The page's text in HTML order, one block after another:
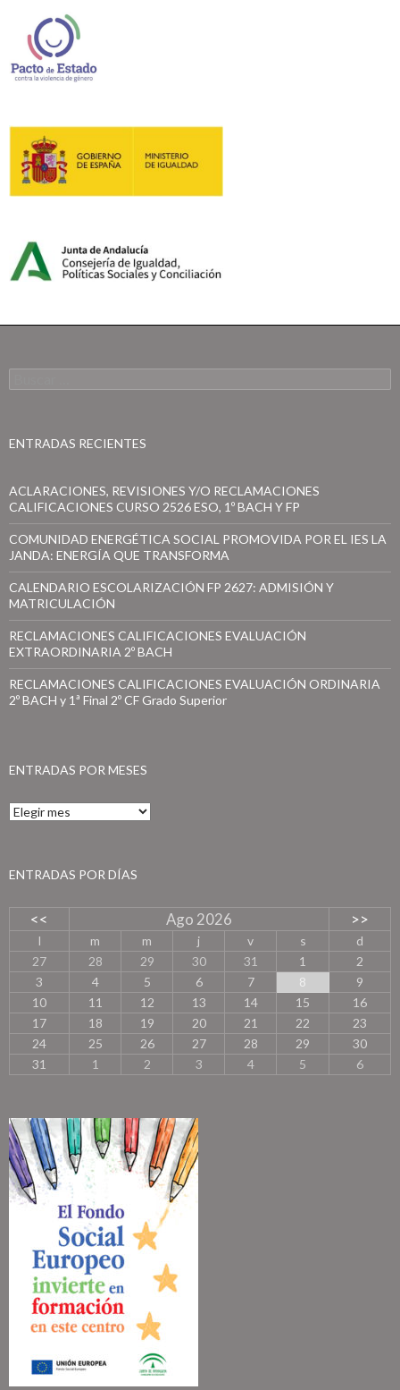
u
a
ENTRADAS RECIENTES
ACLARACIONES, REVISIONES Y/O RECLAMACIONES
CALIFICACIONES CURSO 2526 ESO, 1º BACH Y FP
COMUNIDAD ENERGÉTICA SOCIAL PROMOVIDA POR EL IES LA
JANDA: ENERGÍA QUE TRANSFORMA
CALENDARIO ESCOLARIZACIÓN FP 2627: ADMISIÓN Y
MATRICULACIÓN
RECLAMACIONES CALIFICACIONES EVALUACIÓN
EXTRAORDINARIA 2º BACH
RECLAMACIONES CALIFICACIONES EVALUACIÓN ORDINARIA
2º BACH y 1ª Final 2º CF Grado Superior
ENTRADAS POR MESES
E
a
a
o
r
e
s
ENTRADAS POR DÍAS
<< Ago 2026 >>
l m m j v s
d
27
28 29 30 31 1
2
3
4 5 6 7 8
9
10
11 12 13 14 15
16
17
18 19 20 21 22
23
24
25 26 27 28 29
30
31
1 2 3 4 5 6